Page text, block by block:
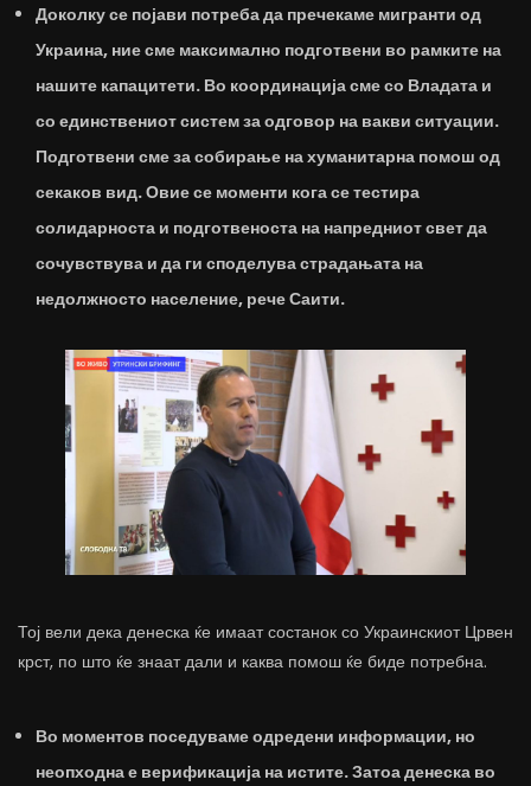
Доколку се појави потреба да пречекаме мигранти од
Украина, ние сме максимално подготвени во рамките на
нашите капацитети. Во координација сме со Владата и
со единствениот систем за одговор на вакви ситуации.
Подготвени сме за собирање на хуманитарна помош од
секаков вид. Овие се моменти кога се тестира
солидарноста и подготвеноста на напредниот свет да
сочувствува и да ги споделува страдањата на
недолжносто население, рече Саити.
Тој вели дека денеска ќе имаат состанок со Украинскиот Црвен
крст, по што ќе знаат дали и каква помош ќе биде потребна.
Во моментов поседуваме одредени информации, но
неопходна е верификација на истите. Затоа денеска во